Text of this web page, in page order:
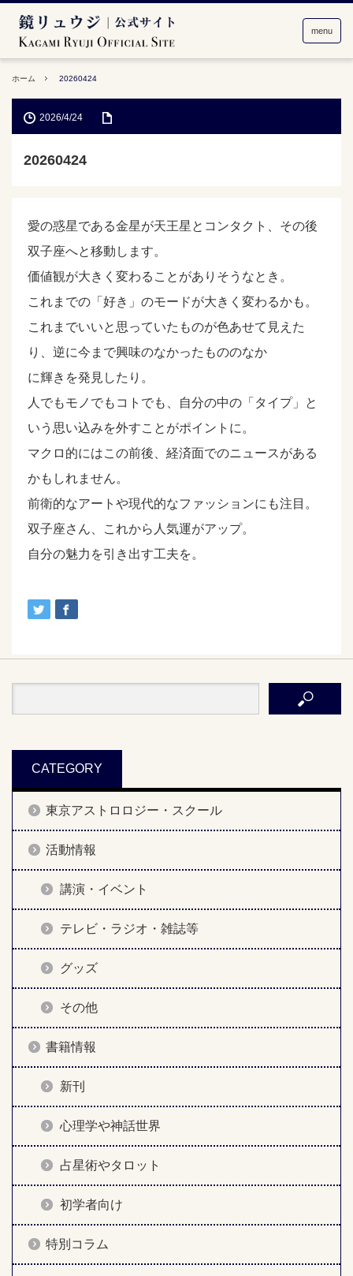
menu
ホーム 20260424
2026/4/24
20260424
愛の惑星である金星が天王星とコンタクト、その後
双子座へと移動します。
価値観が大きく変わることがありそうなとき。
これまでの「好き」のモードが大きく変わるかも。
これまでいいと思っていたものが色あせて見えた
り、逆に今まで興味のなかったもののなか
に輝きを発見したり。
人でもモノでもコトでも、自分の中の「タイプ」と
いう思い込みを外すことがポイントに。
マクロ的にはこの前後、経済面でのニュースがある
かもしれません。
前衛的なアートや現代的なファッションにも注目。
双子座さん、これから人気運がアップ。
自分の魅力を引き出す工夫を。
CATEGORY
東京アストロロジー・スクール
活動情報
講演・イベント
テレビ・ラジオ・雑誌等
グッズ
その他
書籍情報
新刊
心理学や神話世界
占星術やタロット
初学者向け
特別コラム